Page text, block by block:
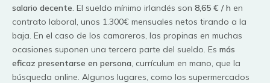
salario decente . El sueldo mínimo irlandés son 8,65 € / h en
contrato laboral, unos 1.300€ mensuales netos tirando a la
baja. En el caso de los camareros, las propinas en muchas
ocasiones suponen una tercera parte del sueldo. Es más
eficaz presentarse en persona , currículum en mano, que la
búsqueda online. Algunos lugares, como los supermercados